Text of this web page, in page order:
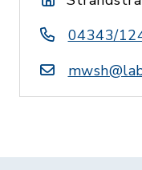
04343/